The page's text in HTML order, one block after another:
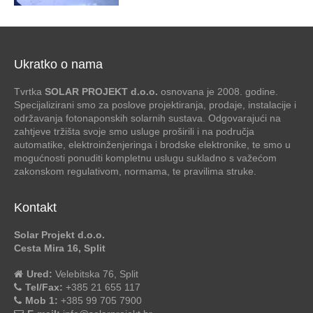
Ukratko o nama
Tvrtka SOLAR PROJEKT d.o.o. osnovana je 2008. godine.
Specijalizirani smo za poslove projektiranja, prodaje, instalacije i
održavanja fotonaponskih solarnih sustava. Odgovarajući na
zahtjeve tržišta svoje smo usluge proširili i na područja
automatike, elektroinženjeringa i brodske elektronike, te smo u
mogućnosti ponuditi kompletnu uslugu sukladno s važećom
zakonskom regulativom, normama, te pravilima struke.
Kontakt
Solar Projekt d.o.o.
Cesta Mira 16, Split
Ured: Velebitska 76, Split
Tel/Fax: +385 21 655 117
Mob 1: +385 99 705 7900